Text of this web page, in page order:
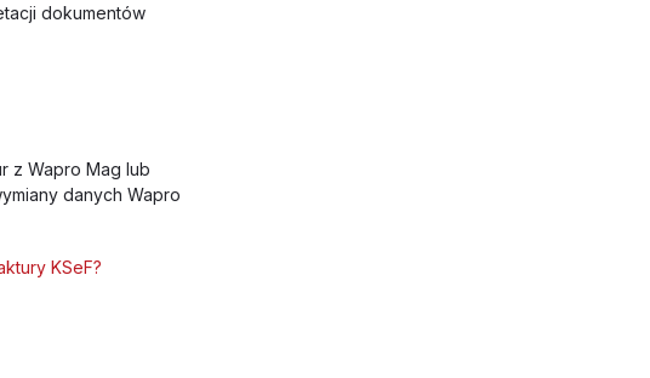
dokumentów
z Wapro Mag lub
danych Wapro
KSeF?